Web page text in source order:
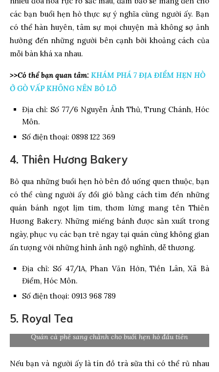
các bạn buổi hẹn hò thực sự ý nghĩa cùng người ấy. Bạn
có thể hàn huyên, tâm sự mọi chuyện mà không sợ ảnh
hưởng đến những người bên cạnh bởi khoảng cách của
mỗi bàn khá xa nhau.
>>Có thể bạn quan tâm: KHÁM PHÁ 7 ĐỊA ĐIỂM HẸN HÒ
Ở GÒ VẤP KHÔNG NÊN BỎ LỠ
Địa chỉ: Số 77/6 Nguyễn Ảnh Thủ, Trung Chánh, Hóc
Môn.
Số điện thoại: 0898 122 369
4. Thiên Hương Bakery
Bỏ qua những buổi hẹn hò bên đồ uống quen thuộc, bạn
có thể cùng người ấy đổi gió bằng cách tìm đến những
quán bánh ngọt lịm tim, thơm lừng mang tên Thiên
Hương Bakery. Những miếng bánh được sản xuất trong
ngày, phục vụ các bạn trẻ ngay tại quán cùng không gian
ấn tượng với những hình ảnh ngộ nghĩnh, dễ thương.
Địa chỉ: Số 47/1A, Phan Văn Hớn, Tiền Lân, Xã Bà
Điểm, Hóc Môn.
Số điện thoại: 0913 968 789
5. Royal Tea
Quán cà phê sang chảnh cho buổi hẹn hò đầu tiên
Nếu bạn và người ấy là tín đồ trà sữa thì có thể rủ nhau